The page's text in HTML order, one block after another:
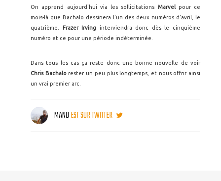
On apprend aujourd'hui via les sollicitations Marvel pour ce
mois-là que Bachalo dessinera l'un des deux numéros d'avril, le
quatrième.
Frazer Irving interviendra donc dès le cinquième
numéro et ce pour une période indéterminée.
Dans tous les cas ça reste donc une bonne nouvelle de voir
Chris Bachalorester un peu plus longtemps, et nous offrir ainsi
un vrai premier arc.
MANUEST SUR TWITTER